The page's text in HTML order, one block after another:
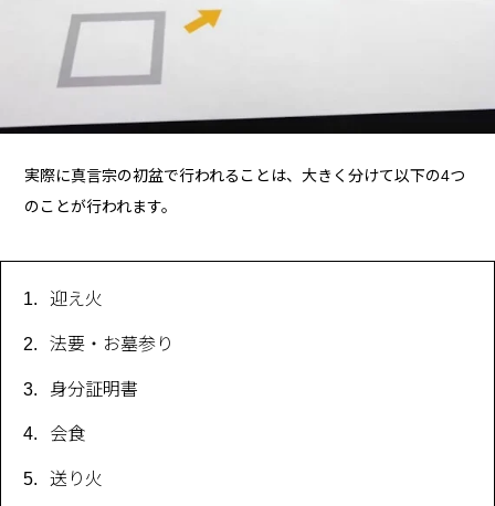
実際に真言宗の初盆で行われることは、大きく分けて以下の4つ
のことが行われます。
迎え火
法要・お墓参り
身分証明書
会食
送り火